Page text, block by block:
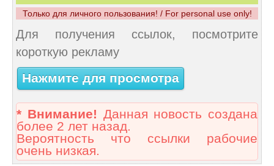
Только для личного пользования! / For personal use only!
Для получения ссылок, посмотрите
короткую рекламу
Нажмите для просмотра
* Внимание! Данная новость создана
более 2 лет назад.
Вероятность что ссылки рабочие
очень низкая.